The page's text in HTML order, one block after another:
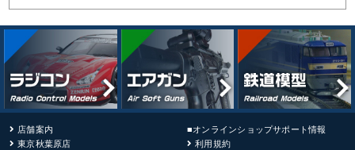
店舗案内
東京秋葉原店
■オンラインショップサポート情報
利用規約